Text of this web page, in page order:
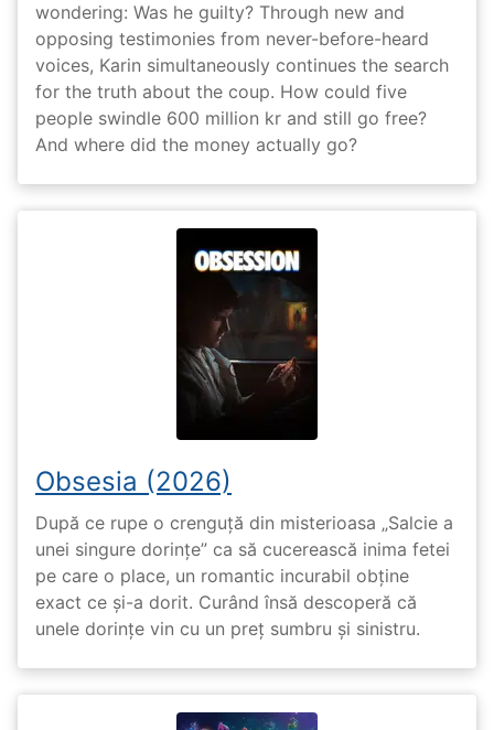
wondering: Was he guilty? Through new and
opposing testimonies from never-before-heard
voices, Karin simultaneously continues the search
for the truth about the coup. How could five
people swindle 600 million kr and still go free?
And where did the money actually go?
Obsesia (2026)
După ce rupe o crenguță din misterioasa „Salcie a
unei singure dorințe” ca să cucerească inima fetei
pe care o place, un romantic incurabil obține
exact ce și-a dorit. Curând însă descoperă că
unele dorințe vin cu un preț sumbru și sinistru.